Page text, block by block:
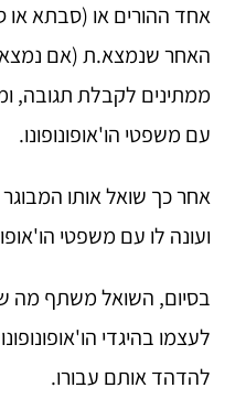
אחד ההורים או (סבתא
האחר שנמצא.ת (אם
ממתינים לקבלת תגובה,
עם משפטי הו'אופונופונו.
אחר כך שואל אותו
ועונה לו עם משפטי
בסיום, השואל משתף מה
לעצמו בהיגדי
להדהד אותם עבורו.